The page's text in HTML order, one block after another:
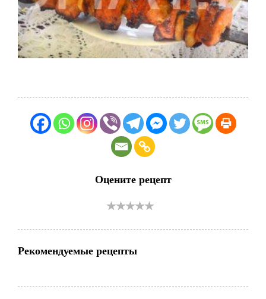
Оцените рецепт
Рекомендуемые рецепты